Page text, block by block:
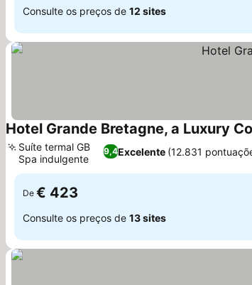
Consulte os preços de 12 sites
Hotel Grande Bretagne, a Luxury
9,4Excelente (12.831
Suíte termal GB
Spa indulgente
De € 423
Consulte os preços de 13 sites